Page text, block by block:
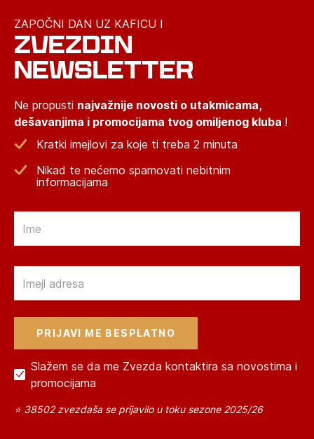
ZAPOČNI DAN UZ KAFICU I
ZVEZDIN
NEWSLETTER
Ne propusti najvažnije novosti o utakmicama,
dešavanjima i promocijama tvog omiljenog kluba !
Kratki imejlovi za koje ti treba 2 minuta
Nikad te nećemo spamovati nebitnim
informacijama
Slažem se da me Zvezda kontaktira sa novostima i
promocijama
⭐ 38502 zvezdaša se prijavilo u toku sezone 2025/26